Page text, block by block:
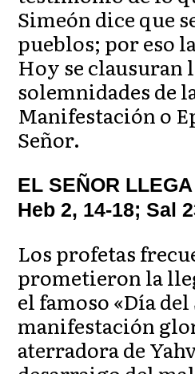
Simeón dice que
pueblos; por eso
Hoy se clausuran
solemnidades de
Manifestación o
Señor.
EL SEÑOR
Heb 2, 14-18; Sal
Los profetas
prometieron la
el famoso «Día
manifestación
aterradora de